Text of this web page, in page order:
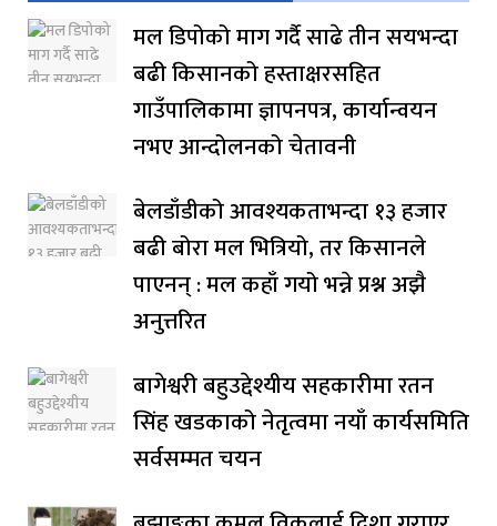
मल डिपोको माग गर्दै साढे तीन सयभन्दा
बढी किसानको हस्ताक्षरसहित
गाउँपालिकामा ज्ञापनपत्र, कार्यान्वयन
नभए आन्दोलनको चेतावनी
बेलडाँडीको आवश्यकताभन्दा १३ हजार
बढी बोरा मल भित्रियो, तर किसानले
पाएनन् : मल कहाँ गयो भन्ने प्रश्न अझै
अनुत्तरित
बागेश्वरी बहुउद्देश्यीय सहकारीमा रतन
सिंह खडकाको नेतृत्वमा नयाँ कार्यसमिति
सर्वसम्मत चयन